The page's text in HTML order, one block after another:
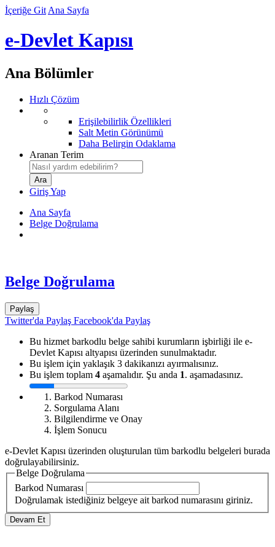
İçeriğe Git Ana Sayfa
e-Devlet Kapısı
Ana Bölümler
Hızlı Çözüm
Erişilebilirlik Özellikleri
Salt Metin Görünümü
Daha Belirgin Odaklama
Aranan Terim
Giriş Yap
Ana Sayfa
Belge Doğrulama
Belge Doğrulama
Paylaş
Twitter'da Paylaş Facebook'da Paylaş
Bu hizmet barkodlu belge sahibi kurumların işbirliği ile e-
Devlet Kapısı altyapısı üzerinden sunulmaktadır.
Bu işlem için yaklaşık 3 dakikanızı ayırmalısınız.
Bu işlem toplam 4 aşamalıdır. Şu anda 1. aşamadasınız.
Barkod Numarası
Sorgulama Alanı
Bilgilendirme ve Onay
İşlem Sonucu
e-Devlet Kapısı üzerinden oluşturulan tüm barkodlu belgeleri burada
doğrulayabilirsiniz.
Belge Doğrulama
Barkod Numarası
Doğrulamak istediğiniz belgeye ait barkod numarasını giriniz.